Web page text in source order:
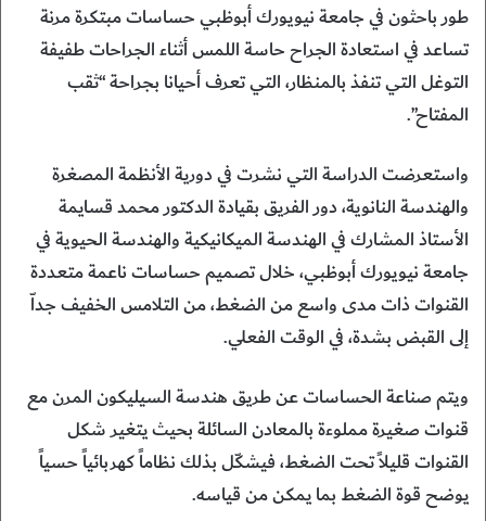
طور باحثون في جامعة نيويورك أبوظبي حساسات مبتكرة مرنة
تساعد في استعادة الجراح حاسة اللمس أثناء الجراحات طفيفة
التوغل التي تنفذ بالمنظار، التي تعرف أحيانا بجراحة “ثقب
المفتاح”.
واستعرضت الدراسة التي نشرت في دورية الأنظمة المصغرة
والهندسة النانوية، دور الفريق بقيادة الدكتور محمد قسايمة
الأستاذ المشارك في الهندسة الميكانيكية والهندسة الحيوية في
جامعة نيويورك أبوظبي، خلال تصميم حساسات ناعمة متعددة
القنوات ذات مدى واسع من الضغط، من التلامس الخفيف جداّ
إلى القبض بشدة، في الوقت الفعلي.
ويتم صناعة الحساسات عن طريق هندسة السيليكون المرن مع
قنوات صغيرة مملوءة بالمعادن السائلة بحيث يتغير شكل
القنوات قليلاً تحت الضغط، فيشكّل بذلك نظاماً كهربائياً حسياً
يوضح قوة الضغط بما يمكن من قياسه.